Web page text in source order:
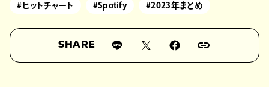
#ヒットチャート #Spotify #2023年まとめ
SHARE